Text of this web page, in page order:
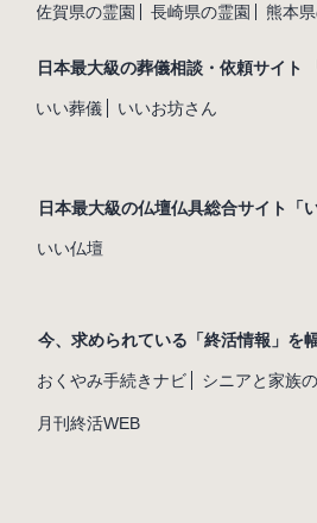
佐賀県の霊園 長崎県の霊園 熊本
日本最大級の葬儀相談・依頼サイト
いい葬儀 いいお坊さん
日本最大級の仏壇仏具総合サイト「
いい仏壇
今、求められている「終活情報」を
おくやみ手続きナビ シニアと家族
月刊終活WEB